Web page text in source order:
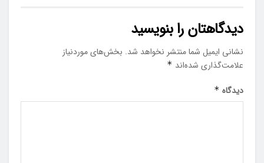
دیدگاهتان را بنویسید
نشانی ایمیل شما منتشر نخواهد شد. بخش‌های موردنیاز
علامت‌گذاری شده‌اند *
دیدگاه *